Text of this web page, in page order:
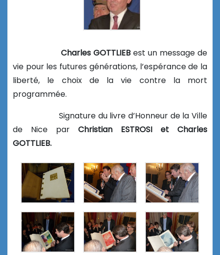
Charles GOTTLIEB est un message de
vie pour les futures générations, l’espérance de la
liberté, le choix de la vie contre la mort
programmée.
Signature du livre d’Honneur de la Ville
de Nice par Christian ESTROSI et Charles
GOTTLIEB.